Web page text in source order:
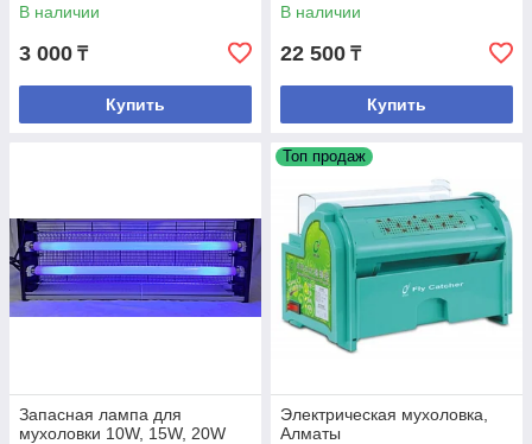
В наличии
3 000 ₸
Купить
В наличии
22 500 ₸
Купить
Запасная лампа для
мухоловки 10W, 15W, 20W
Топ продаж
Электрическая мухоловка,
Алматы